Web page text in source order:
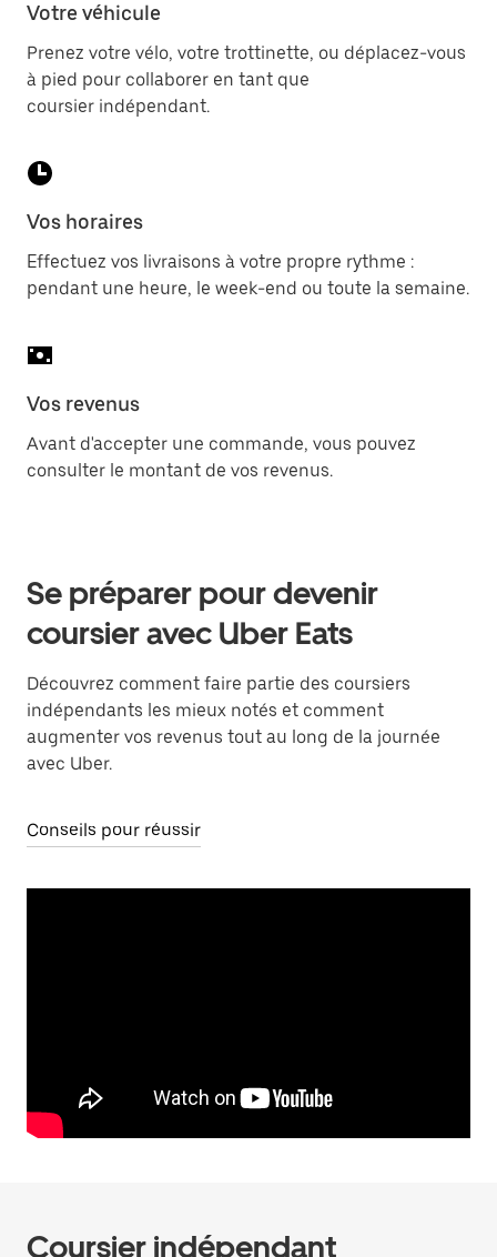
Votre véhicule
Prenez votre vélo, votre trottinette, ou déplacez-vous
à pied pour collaborer en tant que
coursier indépendant.
Vos horaires
Effectuez vos livraisons à votre propre rythme :
pendant une heure, le week-end ou toute la semaine.
Vos revenus
Avant d'accepter une commande, vous pouvez
consulter le montant de vos revenus.
Se préparer pour devenir
coursier avec Uber Eats
Découvrez comment faire partie des coursiers
indépendants les mieux notés et comment
augmenter vos revenus tout au long de la journée
avec Uber.
Conseils pour réussir
Coursier indépendant